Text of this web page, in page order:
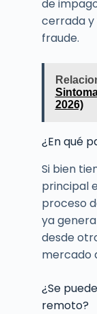
de
cerrada y
fraude.
2026)
¿En qué
Si bien
principal
proceso
ya
desde
mercado
¿Se
remoto?